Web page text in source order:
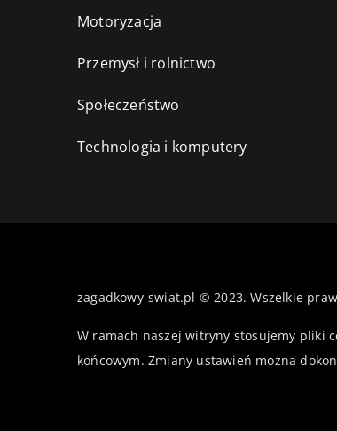
Motoryzacja
Przemysł i rolnictwo
Społeczeństwo
Technologia i komputery
zagadkowy-swiat.pl © 2023. Wszelkie
W ramach naszej witryny stosujemy pliki
końcowym. Zmiany ustawień można